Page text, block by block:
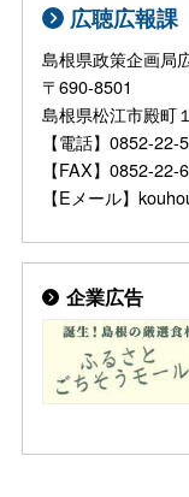
広聴広報課
島根県政策企画局
〒690-8501
島根県松江市
【電話】0852-22-
【FAX】0852-22-
【Eメール】
企業広告